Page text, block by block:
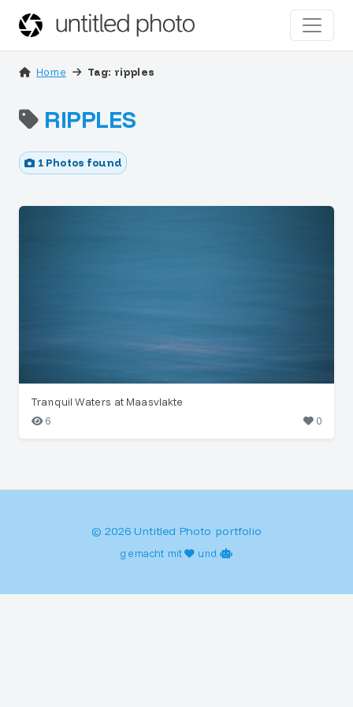
Home Tag: ripples
RIPPLES
1 Photos found
Tranquil Waters at Maasvlakte
6
0
© 2026 Untitled Photo portfolio
gemacht mit und